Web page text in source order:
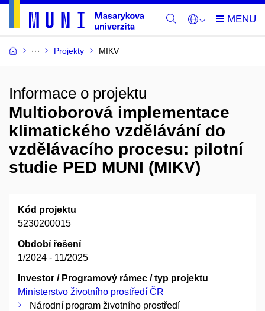
Projekty MIKV
Informace o projektu
Multioborová implementace
klimatického vzdělávání do
vzdělávacího procesu: pilotní
studie PED MUNI (MIKV)
Kód projektu
5230200015
Období řešení
1/2024 - 11/2025
Investor / Programový rámec / typ projektu
Ministerstvo životního prostředí ČR
Národní program životního prostředí